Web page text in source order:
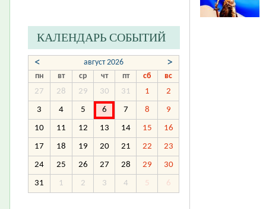
КАЛЕНДАРЬ СОБЫТИЙ
< август 2026 >
пн вт ср чт пт сб
вс
27
28 29 30 31 1 2
3 4 5 6 7 8 9
10 11 12 13 14 15 16
17 18 19 20 21 22 23
24 25 26 27 28 29 30
31 1 2 3 4 5 6